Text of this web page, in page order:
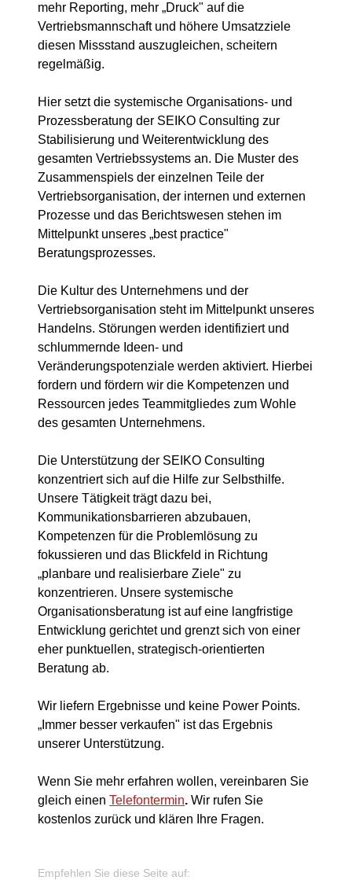
mehr Reporting, mehr „Druck" auf die
Vertriebsmannschaft und höhere Umsatzziele
diesen Missstand auszugleichen, scheitern
regelmäßig.
Hier setzt die systemische Organisations- und
Prozessberatung der SEIKO Consulting zur
Stabilisierung und Weiterentwicklung des
gesamten Vertriebssystems an. Die Muster des
Zusammenspiels der einzelnen Teile der
Vertriebsorganisation, der internen und externen
Prozesse und das Berichtswesen stehen im
Mittelpunkt unseres „best practice"
Beratungsprozesses.
Die Kultur des Unternehmens und der
Vertriebsorganisation steht im Mittelpunkt unseres
Handelns. Störungen werden identifiziert und
schlummernde Ideen- und
Veränderungspotenziale werden aktiviert. Hierbei
fordern und fördern wir die Kompetenzen und
Ressourcen jedes Teammitgliedes zum Wohle
des gesamten Unternehmens.
Die Unterstützung der SEIKO Consulting
konzentriert sich auf die Hilfe zur Selbsthilfe.
Unsere Tätigkeit trägt dazu bei,
Kommunikationsbarrieren abzubauen,
Kompetenzen für die Problemlösung zu
fokussieren und das Blickfeld in Richtung
„planbare und realisierbare Ziele" zu
konzentrieren. Unsere systemische
Organisationsberatung ist auf eine langfristige
Entwicklung gerichtet und grenzt sich von einer
eher punktuellen, strategisch-orientierten
Beratung ab.
Wir liefern Ergebnisse und keine Power Points.
„Immer besser verkaufen" ist das Ergebnis
unserer Unterstützung.
Wenn Sie mehr erfahren wollen, vereinbaren Sie
gleich einen Telefontermin. Wir rufen Sie
kostenlos zurück und klären Ihre Fragen.
Empfehlen Sie diese Seite auf: